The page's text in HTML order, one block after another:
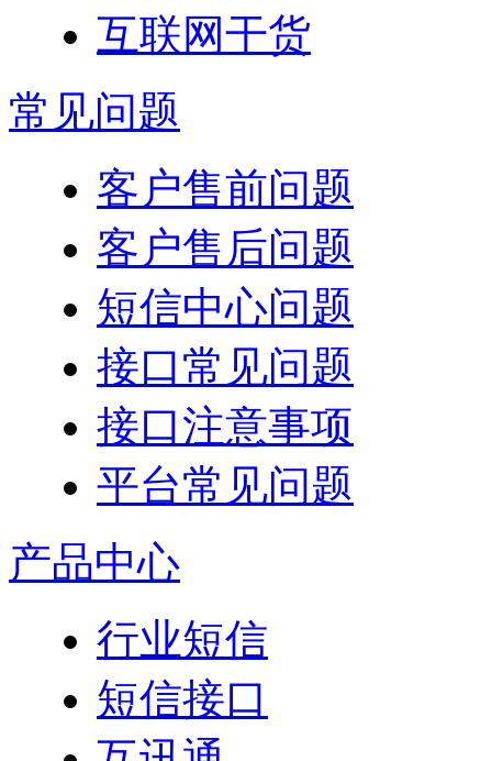
互联网干货
常见问题
客户售前问题
客户售后问题
短信中心问题
接口常见问题
接口注意事项
平台常见问题
产品中心
行业短信
短信接口